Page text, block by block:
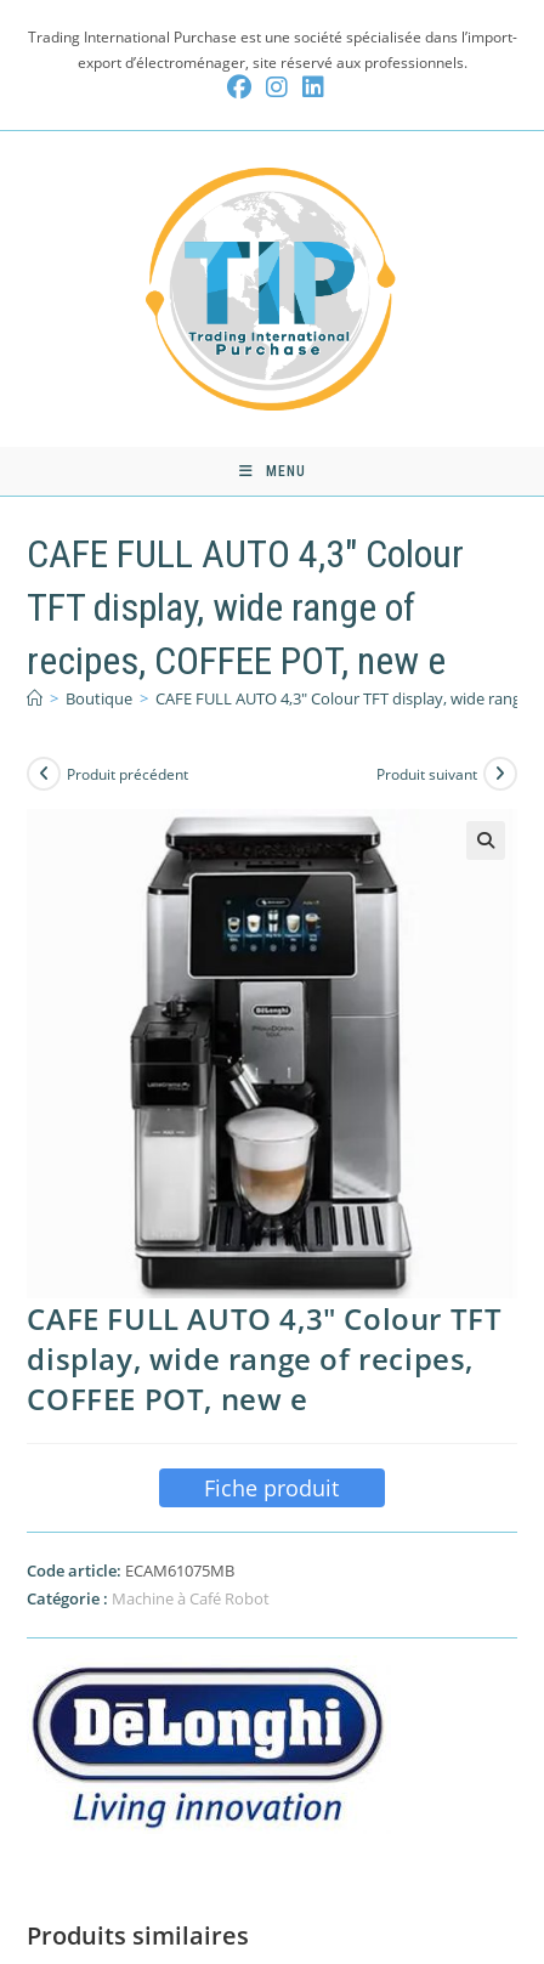
Trading International Purchase est une société spécialisée dans l’import-
export d’électroménager, site réservé aux professionnels.
MENU
CAFE FULL AUTO 4,3″ Colour
TFT display, wide range of
recipes, COFFEE POT, new e
> Boutique > CAFE FULL AUTO 4,3″ Colour TFT display, wide range
Produit précédent Produit suivant
CAFE FULL AUTO 4,3″ Colour TFT
display, wide range of recipes,
COFFEE POT, new e
Fiche produit
Code article: ECAM61075MB
Catégorie : Machine à Café Robot
Produits similaires